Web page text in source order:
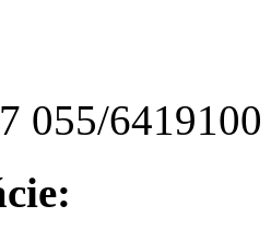
055/6419100